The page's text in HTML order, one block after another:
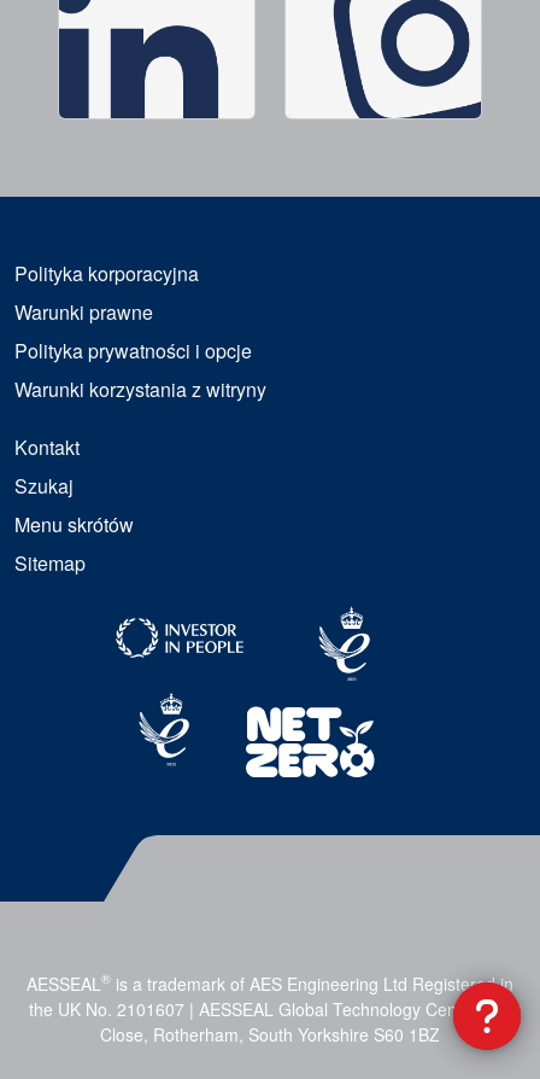
Polityka korporacyjna
Warunki prawne
Polityka prywatności i opcje
Warunki korzystania z witryny
Kontakt
Szukaj
Menu skrótów
Sitemap
AESSEAL ® is a trademark of AES Engineering Ltd Registered in
the UK No. 2101607 | AESSEAL Global Technology Centre, Mill
Close, Rotherham, South Yorkshire S60 1BZ